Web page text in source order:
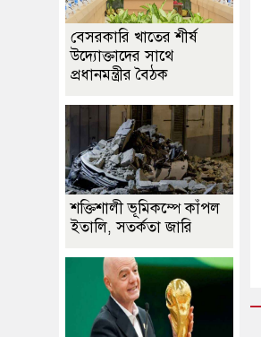
বেসরকারি খাতের শীর্ষ
উদ্যোক্তাদের সাথে
প্রধানমন্ত্রীর বৈঠক
শক্তিশালী ভূমিকম্পে কাঁপল
ইতালি, সতর্কতা জারি